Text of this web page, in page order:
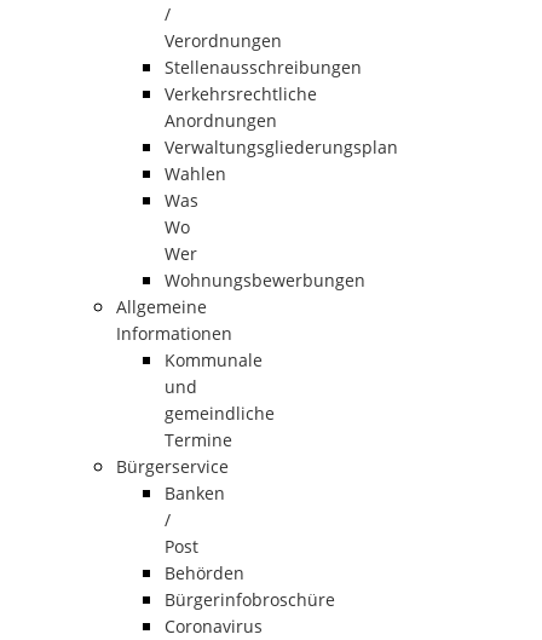
/
Verordnungen
Stellenausschreibungen
Verkehrsrechtliche
Anordnungen
Verwaltungsgliederungsplan
Wahlen
Was
Wo
Wer
Wohnungsbewerbungen
Allgemeine
Informationen
Kommunale
und
gemeindliche
Termine
Bürgerservice
Banken
/
Post
Behörden
Bürgerinfobroschüre
Coronavirus